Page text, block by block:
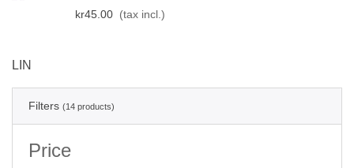
kr45.00 (tax incl.)
LIN
Filters (14 products)
Price